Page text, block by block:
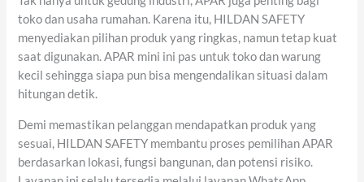
toko dan usaha rumahan. Karena itu, HILDAN SAFETY
menyediakan pilihan produk yang ringkas, namun tetap kuat
saat digunakan. APAR mini ini pas untuk toko dan warung
kecil sehingga siapa pun bisa mengendalikan situasi dalam
hitungan detik.
Demi memastikan pelanggan mendapatkan produk yang
sesuai, HILDAN SAFETY membantu proses pemilihan APAR
berdasarkan lokasi, fungsi bangunan, dan potensi risiko.